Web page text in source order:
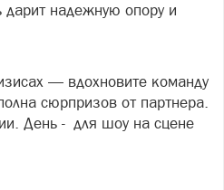
надежную опору и
— вдохновите команду
сюрпризов от партнера.
День - для шоу на сцене